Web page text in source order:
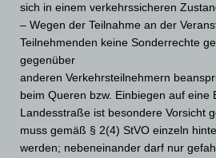
sich in einem verkehrssicheren
– Wegen der Teilnahme an der
Teilnehmenden keine Sonderrechte
gegenüber
anderen Verkehrsteilnehmern
beim Queren bzw. Einbiegen auf eine
Landesstraße ist besondere Vorsicht
muss gemäß § 2(4) StVO einzeln
werden; nebeneinander darf nur